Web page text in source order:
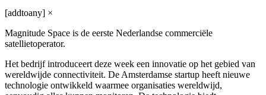
[addtoany] ×
Magnitude Space is de eerste Nederlandse commerciële
satellietoperator.
Het bedrijf introduceert deze week een innovatie op het gebied van
wereldwijde connectiviteit. De Amsterdamse startup heeft nieuwe
technologie ontwikkeld waarmee organisaties wereldwijd,